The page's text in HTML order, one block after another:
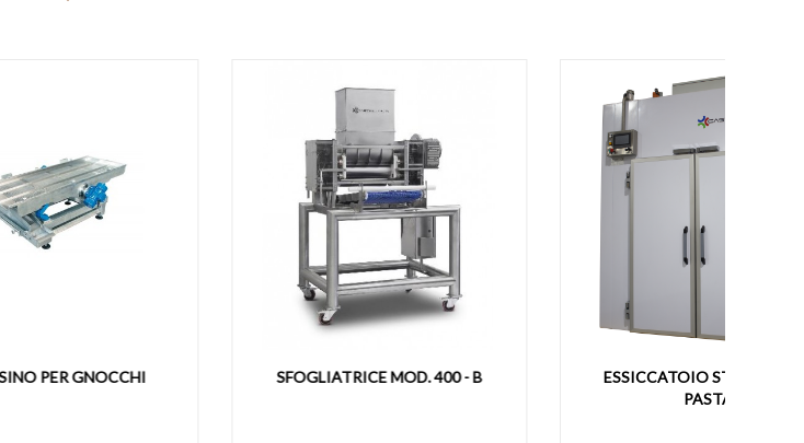
SFOGLIATRICE MOD. 400 - B
ESSICCATOIO STATICO PER